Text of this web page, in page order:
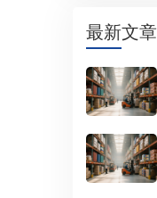
最新文章